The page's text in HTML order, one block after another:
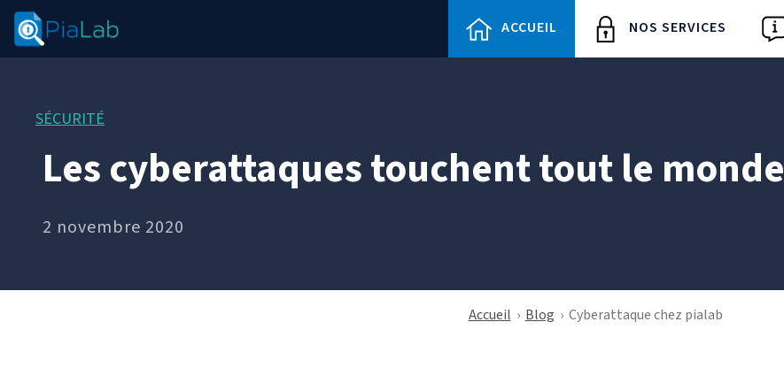
ACCUEIL NOS SERVICES
SÉCURITÉ
Les cyberattaques touchent tout le monde
2 novembre 2020
Accueil › Blog › Cyberattaque chez pialab